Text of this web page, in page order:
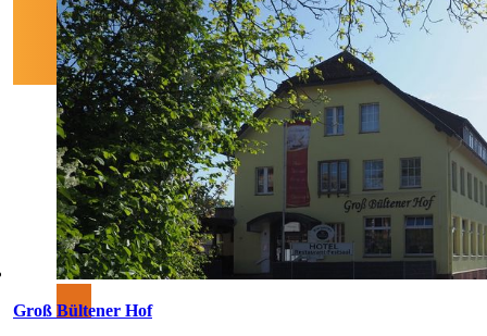
Groß Bültener Hof